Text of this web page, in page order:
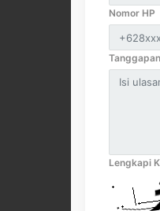
Nomor HP
Lengkapi